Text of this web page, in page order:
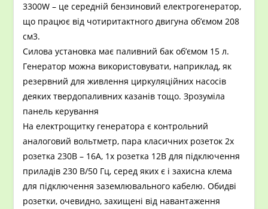
3300W – це середній бензиновий електрогенератор,
що працює від чотиритактного двигуна об’ємом 208
см3.
Силова установка має паливний бак об’ємом 15 л.
Генератор можна використовувати, наприклад, як
резервний для живлення циркуляційних насосів
деяких твердопаливних казанів тощо. Зрозуміла
панель керування
На електрощитку генератора є контрольний
аналоговий вольтметр, пара класичних розеток 2x
розетка 230В – 16А, 1x розетка 12В для підключення
приладів 230 В/50 Гц, серед яких є і захисна клема
для підключення заземлювального кабелю. Обидві
розетки, очевидно, захищені від навантаження